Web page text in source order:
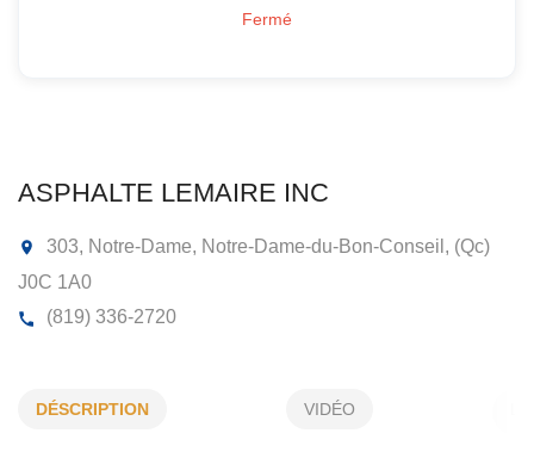
DÉSCRIPTION VIDÉO
Fermé